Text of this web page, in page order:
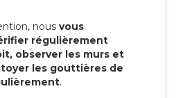
nous vous
régulièrement
observer les murs et
les gouttières de
.